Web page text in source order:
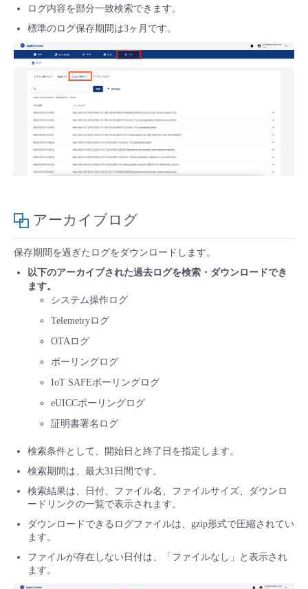
ログ内容を部分一致検索できます。
標準のログ保存期間は3ヶ月です。
アーカイブログ
保存期間を過ぎたログをダウンロードします。
以下のアーカイブされた過去ログを検索・ダウンロードでき
ます。
システム操作ログ
Telemetryログ
OTAログ
ポーリングログ
IoT SAFEポーリングログ
eUICCポーリングログ
証明書署名ログ
検索条件として、開始日と終了日を指定します。
検索期間は、最大31日間です。
検索結果は、日付、ファイル名、ファイルサイズ、ダウンロ
ードリンクの一覧で表示されます。
ダウンロードできるログファイルは、gzip形式で圧縮されてい
ます。
ファイルが存在しない日付は、「ファイルなし」と表示され
ます。